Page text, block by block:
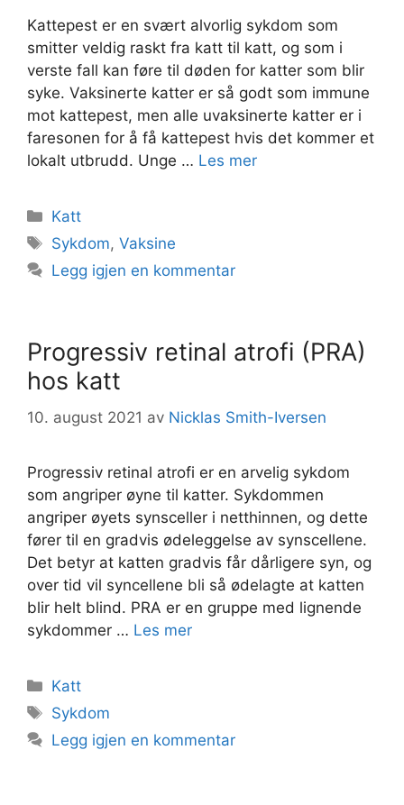
Kattepest er en svært alvorlig sykdom som
smitter veldig raskt fra katt til katt, og som i
verste fall kan føre til døden for katter som blir
syke. Vaksinerte katter er så godt som immune
mot kattepest, men alle uvaksinerte katter er i
faresonen for å få kattepest hvis det kommer et
lokalt utbrudd. Unge … Les mer
Kategorier
Katt
Stikkord
Sykdom,Vaksine
Legg igjen en kommentar
Progressiv retinal atrofi (PRA)
hos katt
10. august 2021 av Nicklas Smith-Iversen
Progressiv retinal atrofi er en arvelig sykdom
som angriper øyne til katter. Sykdommen
angriper øyets synsceller i netthinnen, og dette
fører til en gradvis ødeleggelse av synscellene.
Det betyr at katten gradvis får dårligere syn, og
over tid vil syncellene bli så ødelagte at katten
blir helt blind. PRA er en gruppe med lignende
sykdommer … Les mer
Kategorier
Katt
Stikkord
Sykdom
Legg igjen en kommentar